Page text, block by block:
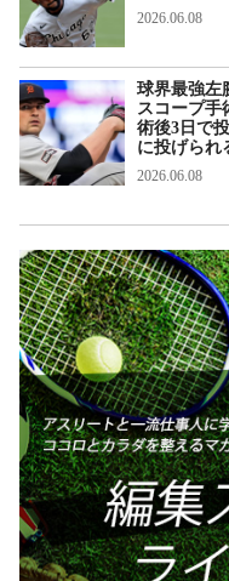
2026.06.08
球界最強左
スコープ
術後3日で
に投げられ
2026.06.08